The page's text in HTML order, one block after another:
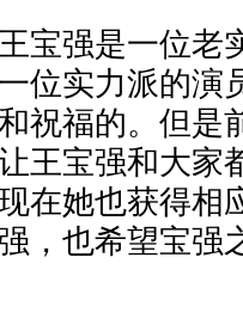
强是一位老
位实力派的演
祝福的。但是
王宝强和大家
在她也获得相
，也希望宝强